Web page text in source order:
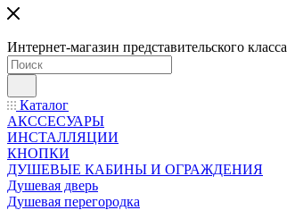
Интернет-магазин представительского класса
Каталог
АКССЕСУАРЫ
ИНСТАЛЛЯЦИИ
КНОПКИ
ДУШЕВЫЕ КАБИНЫ И ОГРАЖДЕНИЯ
Душевая дверь
Душевая перегородка